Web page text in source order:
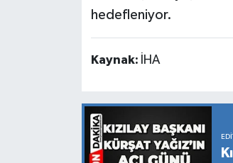
hedefleniyor.
Kaynak: İHA